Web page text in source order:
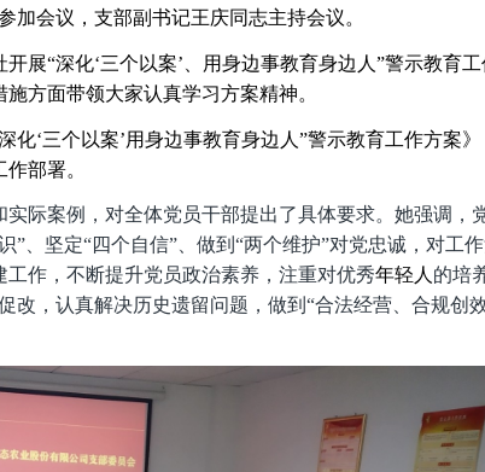
加会议，支部副书记王庆同志主持会议。
展“深化‘三个以案’、用身边事教育身边人”警示教育
方面带领大家认真学习方案精神。
化‘三个以案’用身边事教育身边人”警示教育工作方案
部署。
际案例，对全体党员干部提出了具体要求。她强调，
”、坚定“四个自信”、做到“两个维护”对党忠诚，对工
作，不断提升党员政治素养，注重对优秀年轻人 的培
改，认真解决历史遗留问题，做到“合法经营、合规创